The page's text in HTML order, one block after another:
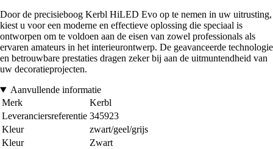
Door de precisieboog Kerbl HiLED Evo op te nemen in uw uitrusting,
kiest u voor een moderne en effectieve oplossing die speciaal is
ontworpen om te voldoen aan de eisen van zowel professionals als
ervaren amateurs in het interieurontwerp. De geavanceerde technologie
en betrouwbare prestaties dragen zeker bij aan de uitmuntendheid van
uw decoratieprojecten.
Aanvullende informatie
Merk
Kerbl
Leveranciersreferentie 345923
Kleur
zwart/geel/grijs
Kleur
Zwart